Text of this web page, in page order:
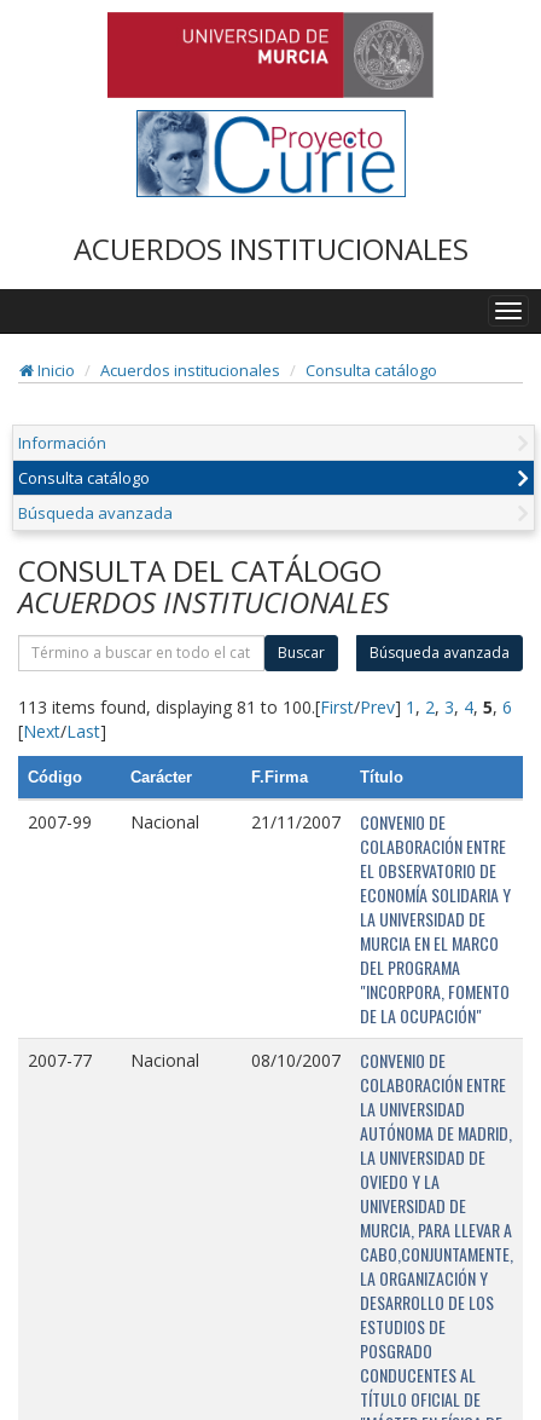
ACUERDOS INSTITUCIONALES
Inicio
Acuerdos institucionales Consulta catálogo
Información
Consulta catálogo
Búsqueda avanzada
CONSULTA DEL CATÁLOGO
ACUERDOS INSTITUCIONALES
Buscar Búsqueda avanzada
113 items found, displaying 81 to 100.[First/Prev] 1 , 2, 3, 4, 5, 6
[Next/Last]
Código Carácter F.Firma Título
2007-99 Nacional 21/11/2007
CONVENIO DE
COLABORACIÓN ENTRE
EL OBSERVATORIO DE
ECONOMÍA SOLIDARIA Y
LA UNIVERSIDAD DE
MURCIA EN EL MARCO
DEL PROGRAMA
"INCORPORA, FOMENTO
DE LA OCUPACIÓN"
2007-77 Nacional 08/10/2007
CONVENIO DE
COLABORACIÓN ENTRE
LA UNIVERSIDAD
AUTÓNOMA DE MADRID,
LA UNIVERSIDAD DE
OVIEDO Y LA
UNIVERSIDAD DE
MURCIA, PARA LLEVAR A
CABO,CONJUNTAMENTE,
LA ORGANIZACIÓN Y
DESARROLLO DE LOS
ESTUDIOS DE
POSGRADO
CONDUCENTES AL
TÍTULO OFICIAL DE